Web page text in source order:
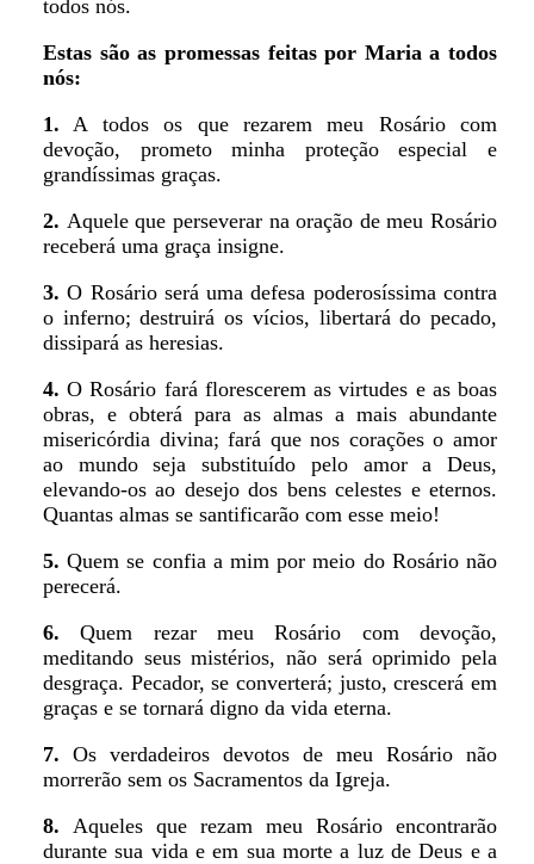
todos nós.
Estas são as promessas feitas por Maria a todos
nós:
1. A todos os que rezarem meu Rosário com
devoção, prometo minha proteção especial e
grandíssimas graças.
2. Aquele que perseverar na oração de meu Rosário
receberá uma graça insigne.
3.O Rosário será uma defesa poderosíssima contra
o inferno; destruirá os vícios, libertará do pecado,
dissipará as heresias.
4.O Rosário fará florescerem as virtudes e as boas
obras, e obterá para as almas a mais abundante
misericórdia divina; fará que nos corações o amor
ao mundo seja substituído pelo amor a Deus,
elevando-os ao desejo dos bens celestes e eternos.
Quantas almas se santificarão com esse meio!
5. Quem se confia a mim por meio do Rosário não
perecerá.
6. Quem rezar meu Rosário com devoção,
meditando seus mistérios, não será oprimido pela
desgraça. Pecador, se converterá; justo, crescerá em
graças e se tornará digno da vida eterna.
7. Os verdadeiros devotos de meu Rosário não
morrerão sem os Sacramentos da Igreja.
8. Aqueles que rezam meu Rosário encontrarão
durante sua vida e em sua morte a luz de Deus e a